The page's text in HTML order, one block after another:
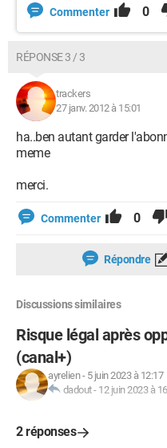
Commenter 0
RÉPONSE 3 / 3
trackers
27 janv. 2012 à 15:01
ha..ben autant garder
meme
merci.
Commenter 0
Répondre
Discussions similaires
Risque légal après
(canal+)
ayrelien- 5 juin 2023 à 12:17
dadout- 12 juin 2023 à
2 réponses